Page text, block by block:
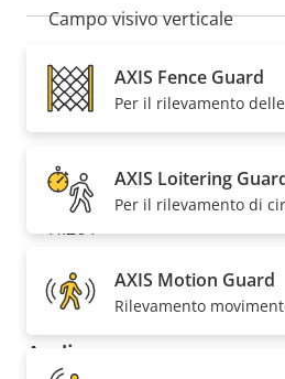
Campo visivo verticale
Compressione
della
proprietà
della
proprietà
H.264
H.265
Audio
AXIS Fence Guard
Per il rilevamento
AXIS Loitering
Per il rilevamento di
AXIS Motion Guard
Rilevamento